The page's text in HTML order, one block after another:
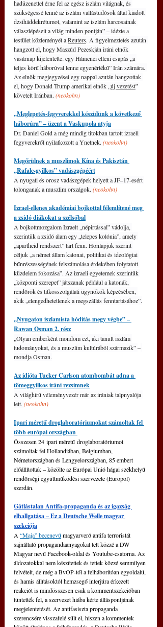
hadüzenettel érne fel az egész iszlám világnak, és
szükségessé tenné az iszlám vallástudósok által kiadott
dzsiháddekrétumot, valamint az iszlám harcosainak
válaszlépéseit a világ minden pontján” – idézte a
testület közleményét a Reuters. A figyelmeztetés azután
hangzott el, hogy Maszúd Pezeskján iráni elnök
vasárnap kijelentette: egy Hámenei elleni csapás „a
teljes körű háborúval lenne egyenértékű” Irán számára.
Az elnök megjegyzései egy nappal azután hangzottak
el, hogy Donald Trump amerikai elnök „új vezetést”
követelt Iránban. (neokohn)
„Meglepetés-fegyverekkel készülünk a következő
háborúra” – üzent a Vaskupola atyja
Dr. Daniel Gold a még mindig titokban tartott izraeli
fegyverekről nyilatkozott a Ynetnek. (neokohn)
Megőrülnek a muszlimok Kína és Pakisztán
„Rafale-gyilkos” vadászgépéért
A nyugati és orosz vadászgépek helyett a JF–17-esért
tolonganak a muszlim országok. (neokohn)
Izrael-ellenes akadémiai bojkottal félemlítené meg
a zsidó diákokat a szélsőbal
A bojkottmozgalom Izraelt „népirtással” vádolja,
szerintük a zsidó álam egy „telepes kolónia”, amely
„apartheid rendszert” tart fenn. Honlapjuk szerint
céljuk „a német állam katonai, politikai és ideológiai
bűnrészességének felszámolása érdekében folytatott
küzdelem fokozása”. Az izraeli egyetemek szerintük
„központi szerepet” játszanak például a katonák,
rendőrök és titkosszolgálati ügynökök képzésében,
akik „elengedhetetlenek a megszállás fenntartásához”.
„Nyugaton iszlamista hódítás megy végbe” –
Rawan Osman 2. rész
„Olyan emberként mondom ezt, aki tanult iszlám
tudományokat, és a muszlim kultúrából származik” ‒
mondja Osman.
Az idióta Tucker Carlson atombombát adna a
tömeggyilkos iráni rezsimnek
A világhírű véleményvezér már az irániak talpnyalója
lett. (neokohn)
Ipari méretű droglaboratóriumokat számoltak fel
több európai országban
Összesen 24 ipari méretű droglaboratóriumot
számoltak fel Hollandiában, Belgiumban,
Németországban és Lengyelországban, 85 embert
előállítottak ‒ közölte az Európai Unió hágai székhelyű
rendőrségi együttműködési szervezete (Europol)
szerdán.
Gátlástalan Antifa-propaganda és az igazság
elhallgatása – Ez a Deutsche Welle magyar
szekciója
A “Maja” becenevű magyarverő antifa terroristát
sajnáltató propagandaanyagokat tett közzé a DW
Magyar nevű Facebook-oldal és Youtube-csatorna. Az
áldozatokkal nem készítettek és tettek közzé semmilyen
felvételt, de még a BvOP-től a felháborítóan egyoldalú,
és hamis állításoktól hemzsegő interjúra érkezett
reakciót is mindösszesen csak a kommentszekcióban
tüntették fel, a szervezet hiába kérte álláspontjának
megjelentetését. Az antifasiszta propaganda
szerencsére visszafelé sült el, hiszen a kommentek